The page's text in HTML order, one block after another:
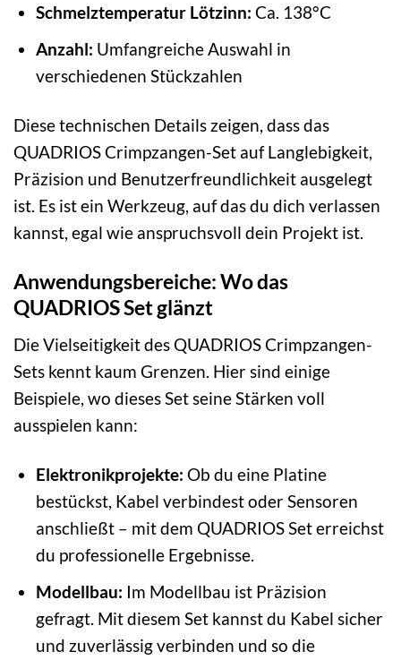
Schmelztemperatur Lötzinn: Ca. 138°C
Anzahl: Umfangreiche Auswahl in
verschiedenen Stückzahlen
Diese technischen Details zeigen, dass das
QUADRIOS Crimpzangen-Set auf Langlebigkeit,
Präzision und Benutzerfreundlichkeit ausgelegt
ist. Es ist ein Werkzeug, auf das du dich verlassen
kannst, egal wie anspruchsvoll dein Projekt ist.
Anwendungsbereiche: Wo das
QUADRIOS Set glänzt
Die Vielseitigkeit des QUADRIOS Crimpzangen-
Sets kennt kaum Grenzen. Hier sind einige
Beispiele, wo dieses Set seine Stärken voll
ausspielen kann:
Elektronikprojekte: Ob du eine Platine
bestückst, Kabel verbindest oder Sensoren
anschließt – mit dem QUADRIOS Set erreichst
du professionelle Ergebnisse.
Modellbau: Im Modellbau ist Präzision
gefragt. Mit diesem Set kannst du Kabel sicher
und zuverlässig verbinden und so die